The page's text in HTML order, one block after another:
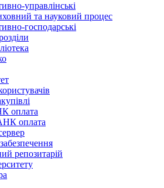
управлінські
та науковий процес
господарські
оплата
оплата
репозитарій